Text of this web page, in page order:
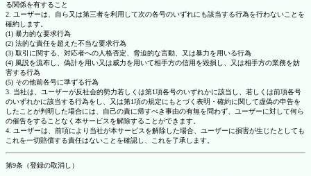
る関係を有すること
2. ユーザーは、自ら又は第三者を利用して次の各号のいずれにも該当する行為を行わないことを
確約します。
(1) 暴力的な要求行為
(2) 法的な責任を超えた不当な要求行為
(3) 取引に関する、対応者への人格否定、脅迫的な言動、又は暴力を用いる行為
(4) 風説を流布し、偽計を用い又は威力を用いて相手方の信用を毀損し、又は相手方の業務を妨
害する行為
(5) その他前各号に準ずる行為
3. 当社は、ユーザーが反社会的勢力若しくは第1項各号のいずれかに該当し、若しくは前項各号
のいずれかに該当する行為をし、又は第1項の規定にもとづく表明・確約に関して虚偽の申告を
したことが判明した場合には、自己の責に帰すべき事由の有無を問わず、ユーザーに対して何ら
の催告をすることなく本サービスを解除することができます。
4. ユーザーは、前項により当社が本サービスを解除した場合、ユーザーに損害が生じたとしても
これを一切賠償する責任はないことを確認し、これを了承します。
第9条（登録の取消し）